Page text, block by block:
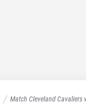
Match Cleveland Cavaliers